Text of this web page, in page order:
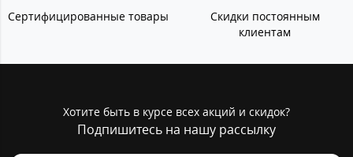
Сертифицированные товары
Скидки постоянным
клиентам
Хотите быть в курсе всех акций и скидок?
Подпишитесь на нашу рассылку